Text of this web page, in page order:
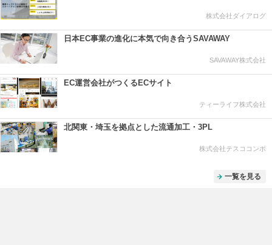
株式会社ダイアログ
日本EC事業の進化に本気で向き合うSAVAWAY
SAVAWAY株式会社
EC運営会社がつくるECサイト
ティーライフ株式会社
北関東・埼玉を拠点とした流通加工・3PL
株式会社テスココンポ
一覧を見る